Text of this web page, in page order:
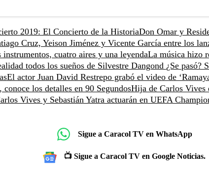
2019: El Concierto de la HistoriaDon Omar y
Cruz, Yeison Jiménez y Vicente García entre los
cuatro aires y una leyendaLa música hizo
todos los sueños de Silvestre Dangond ¿Se pasó?
El actor Juan David Restrepo grabó el video de
los detalles en 90 SegundosHija de Carlos Vives
Vives y Sebastián Yatra actuarán en UEFA
Sigue a Caracol TV en WhatsApp
📺 Sigue a Caracol TV en Google Noticias.